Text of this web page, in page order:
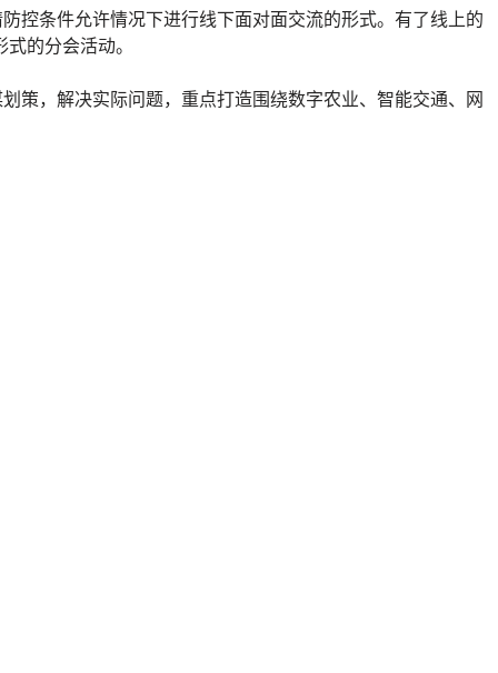
控条件允许情况下进行线下面对面交流的形式。有了线上的
的分会活动。
策，解决实际问题，重点打造围绕数字农业、智能交通、网